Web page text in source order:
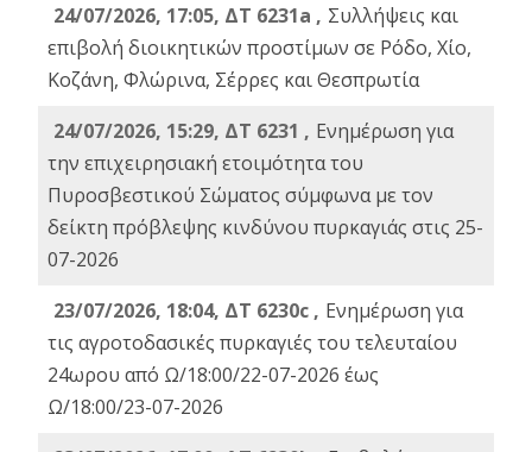
24/07/2026, 17:05, ΔΤ 6231a , Συλλήψεις και
επιβολή διοικητικών προστίμων σε Ρόδο, Χίο,
Κοζάνη, Φλώρινα, Σέρρες και Θεσπρωτία
24/07/2026, 15:29, ΔΤ 6231 , Ενημέρωση για
την επιχειρησιακή ετοιμότητα του
Πυροσβεστικού Σώματος σύμφωνα με τον
δείκτη πρόβλεψης κινδύνου πυρκαγιάς στις 25-
07-2026
23/07/2026, 18:04, ΔΤ 6230c , Ενημέρωση για
τις αγροτοδασικές πυρκαγιές του τελευταίου
24ωρου από Ω/18:00/22-07-2026 έως
Ω/18:00/23-07-2026